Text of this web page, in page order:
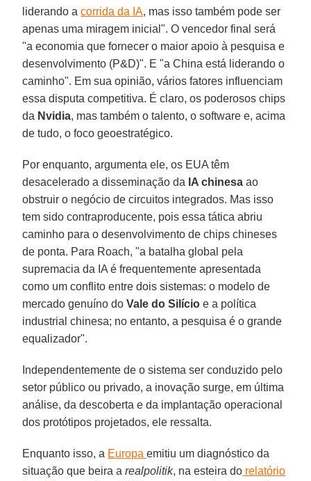
liderando acorrida da IA, mas isso também pode ser
apenas uma miragem inicial". O vencedor final será
"a economia que fornecer o maior apoio à pesquisa e
desenvolvimento (P&D)". E "a China está liderando o
caminho". Em sua opinião, vários fatores influenciam
essa disputa competitiva. É claro, os poderosos chips
da Nvidia, mas também o talento, o software e, acima
de tudo, o foco geoestratégico.
Por enquanto, argumenta ele, os EUA têm
desacelerado a disseminação da IA chinesa ao
obstruir o negócio de circuitos integrados. Mas isso
tem sido contraproducente, pois essa tática abriu
caminho para o desenvolvimento de chips chineses
de ponta. Para Roach, "a batalha global pela
supremacia da IA é frequentemente apresentada
como um conflito entre dois sistemas: o modelo de
mercado genuíno doVale do Silício e a política
industrial chinesa; no entanto, a pesquisa é o grande
equalizador".
Independentemente de o sistema ser conduzido pelo
setor público ou privado, a inovação surge, em última
análise, da descoberta e da implantação operacional
dos protótipos projetados, ele ressalta.
Enquanto isso, a Europaemitiu um diagnóstico da
situação que beira arealpolitik, na esteira do relatório